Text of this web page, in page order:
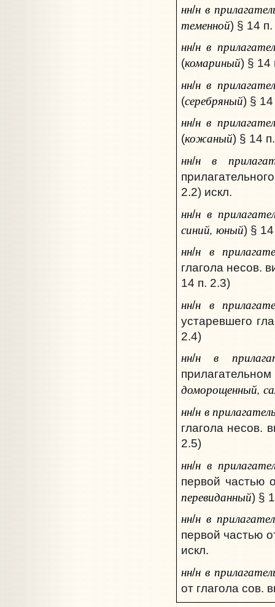
нн/н в
теменной) § 14
нн/н в
(комариный) § 14
нн/н в
(серебряный) §
нн/н в
(кожаный) § 14
нн/н в
2.2) искл.
нн/н в
синий, юный) §
нн/н в
глагола несов.
14 п. 2.3)
нн/н в
устаревшего
2.4)
нн/н в
доморощенный,
нн/н в
глагола несов.
2.5)
нн/н в
первой частью
перевиданный) §
нн/н в
первой частью
искл.
нн/н в
от глагола сов.